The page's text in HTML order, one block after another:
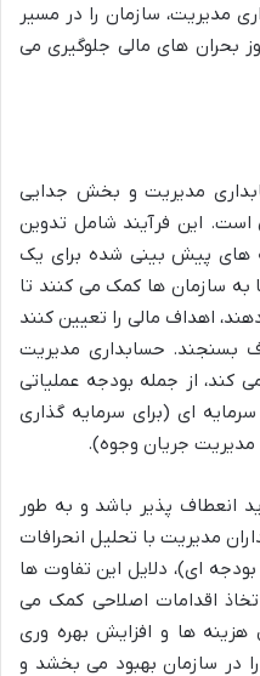
مدیریت، سازمان را در مسیر
بحران های مالی جلوگیری می
مدیریت و بخش جدایی
است. این فرآیند شامل تدوین
های پیش بینی شده برای یک
سازمان ها کمک می کنند تا
اهداف مالی را تعیین کنند
بسنجند. حسابداری مدیریت
کند، از جمله بودجه عملیاتی
ای (برای سرمایه گذاری
جریان وجوه).
انعطاف پذیر باشد و به طور
مدیریت با تحلیل انحرافات
ای)، دلایل این تفاوت ها
اقدامات اصلاحی کمک می
هزینه ها و افزایش بهره وری
در سازمان بهبود می بخشد و